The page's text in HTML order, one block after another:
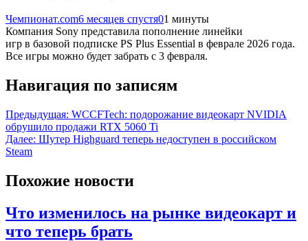
Чемпионат.com6 месяцев спустя01 минуты
Компания Sony представила пополнение линейки
игр в базовой подписке PS Plus Essential в феврале 2026 года.
Все игры можно будет забрать с 3 февраля.
Навигация по записям
Предыдущая: WCCFTech: подорожание видеокарт NVIDIA
обрушило продажи RTX 5060 Ti
Далее: Шутер Highguard теперь недоступен в российском
Steam
Похожие новости
Что изменилось на рынке видеокарт и
что теперь брать